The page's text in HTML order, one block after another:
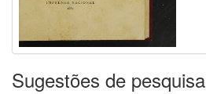
Sugestões de pesquisa